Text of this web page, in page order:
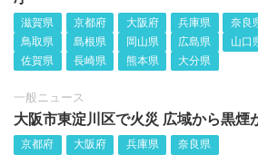
滋賀県 京都府 大阪府 兵庫県 奈良
鳥取県
島根県 岡山県 広島県 山口
佐賀県
長崎県 熊本県 大分県
一般ニュース
大阪市東淀川区で火災 広域から黒煙
京都府 大阪府 兵庫県
奈良県